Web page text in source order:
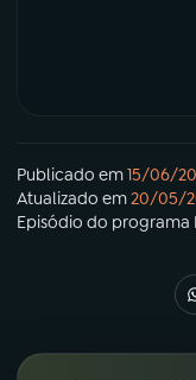
Publicado em15/06/
Atualizado em20/05/
Episódio do programa